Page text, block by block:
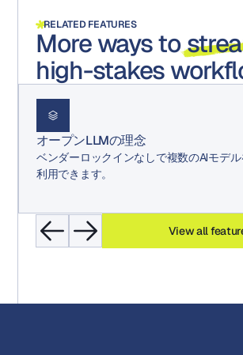
RELATED FEATURES
More ways to
high-stakes
オープンLLMの理念
ベンダーロックインなしで複数のAIモデル
利用できます。
View all